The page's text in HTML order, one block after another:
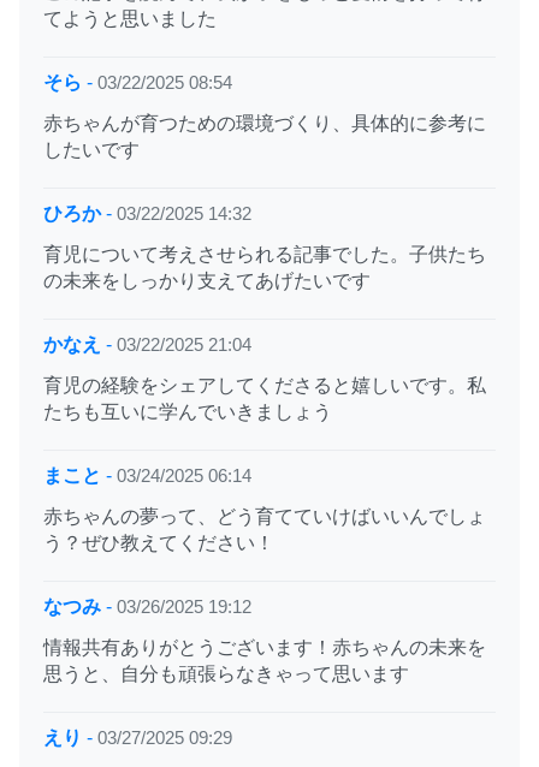
てようと思いました
そら - 03/22/2025 08:54
赤ちゃんが育つための環境づくり、具体的に参考に
したいです
ひろか- 03/22/2025 14:32
育児について考えさせられる記事でした。子供たち
の未来をしっかり支えてあげたいです
かなえ - 03/22/2025 21:04
育児の経験をシェアしてくださると嬉しいです。私
たちも互いに学んでいきましょう
まこと - 03/24/2025 06:14
赤ちゃんの夢って、どう育てていけばいいんでしょ
う？ぜひ教えてください！
なつみ - 03/26/2025 19:12
情報共有ありがとうございます！赤ちゃんの未来を
思うと、自分も頑張らなきゃって思います
えり - 03/27/2025 09:29